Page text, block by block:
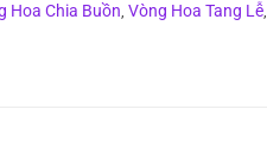
Hoa Chia Buồn, Vòng Hoa Tang Lễ,